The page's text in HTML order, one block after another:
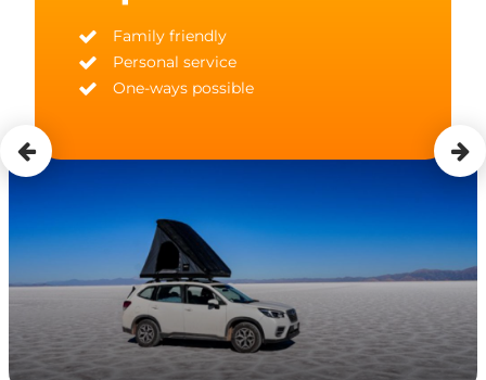
Family friendly
Personal service
One-ways possible